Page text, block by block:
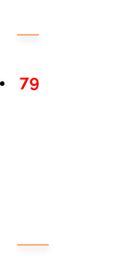
79